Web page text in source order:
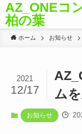
AZ_ONEコ
柏の葉
ホーム お知らせ
ム
2021
12/17
お知らせ